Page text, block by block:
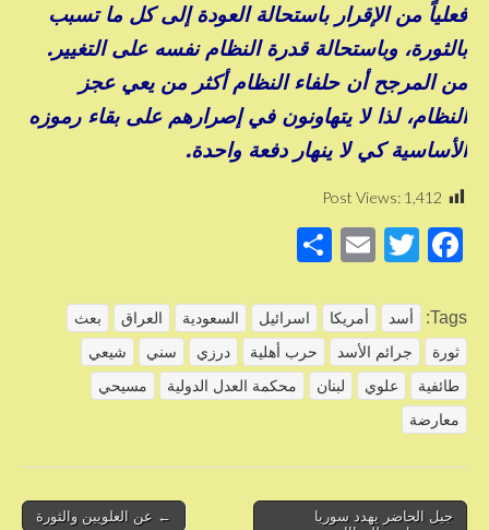
فعلياً من الإقرار باستحالة العودة إلى كل ما تسبب
بالثورة، وباستحالة قدرة النظام نفسه على التغيير.
من المرجح أن حلفاء النظام أكثر من يعي عجز
النظام، لذا لا يتهاونون في إصرارهم على بقاء رموزه
الأساسية كي لا ينهار دفعة واحدة.
Post Views: 1,412
F
c
e
b
o
k
T
tt
er
E
ail
ar
e
Tags: أسد أمريكا اسرائيل السعودية العراق
بعث
ثورة
جرائم الأسد حرب أهلية درزي سني
شيعي
طائفية
علوي لبنان محكمة العدل الدولية
مسيحي
معارضة
Post
← عن العلويين والثورة
جيل الحاضر يهدد سوريا